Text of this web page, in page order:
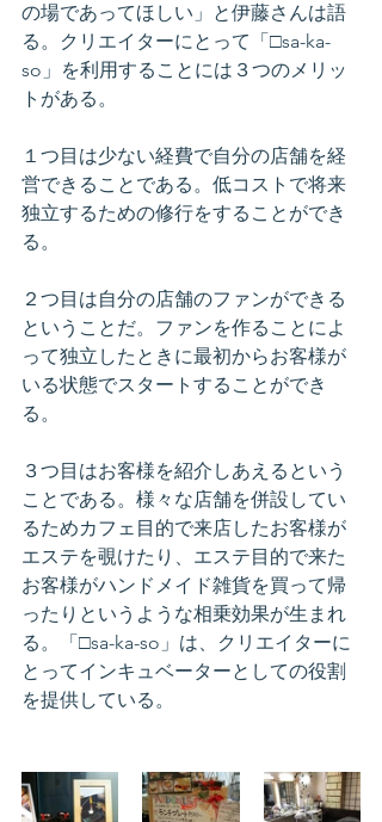
の場であってほしい」と伊藤さんは語
る。クリエイターにとって「□sa-ka-
so」を利用することには３つのメリッ
トがある。
１つ目は少ない経費で自分の店舗を経
営できることである。低コストで将来
独立するための修行をすることができ
る。
２つ目は自分の店舗のファンができる
ということだ。ファンを作ることによ
って独立したときに最初からお客様が
いる状態でスタートすることができ
る。
３つ目はお客様を紹介しあえるという
ことである。様々な店舗を併設してい
るためカフェ目的で来店したお客様が
エステを覗けたり、エステ目的で来た
お客様がハンドメイド雑貨を買って帰
ったりというような相乗効果が生まれ
る。「□sa-ka-so」は、クリエイターに
とってインキュベーターとしての役割
を提供している。